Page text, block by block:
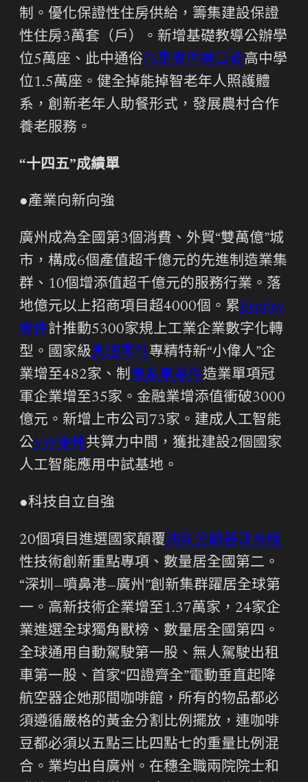
制。優化保證性住房供給，籌集建設保證
性住房3萬套（戶）。新增基礎教導公辦學
位5萬座、此中通俗汽車零件進口商高中學
位1.5萬座。健全掉能掉智老年人照護體
系，創新老年人助餐形式，發展農村合作
養老服務。
“十四五”成績單
●產業向新向強
廣州成為全國第3個消費、外貿“雙萬億”城
市，構成6個產值超千億元的先進制造業集
群、10個增添值超千億元的服務行業。落
地億元以上招商項目超4000個。累Bentley
零件計推動5300家規上工業企業數字化轉
型。國家級奧迪零件專精特新“小偉人”企
業增至482家、制德系車零件造業單項冠
軍企業增至35家。金融業增添值衝破3000
億元。新增上市公司73家。建成人工智能
公VW零件共算力中間，獲批建設2個國家
人工智能應用中試基地。
●科技自立自強
20個項目進選國家顛覆油氣分離器改良版
性技術創新重點專項、數量居全國第二。
“深圳—噴鼻港—廣州”創新集群躍居全球第
一。高新技術企業增至1.37萬家，24家企
業進選全球獨角獸榜、數量居全國第四。
全球通用自動駕駛第一股、無人駕駛出租
車第一股、首家“四證齊全”電動垂直起降
航空器企她那間咖啡館，所有的物品都必
須遵循嚴格的黃金分割比例擺放，連咖啡
豆都必須以五點三比四點七的重量比例混
合。業均出自廣州。在穗全職兩院院士和